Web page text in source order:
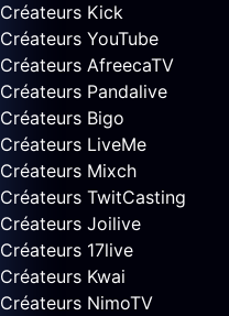
Créateurs Kick
Créateurs YouTube
Créateurs AfreecaTV
Créateurs Pandalive
Créateurs Bigo
Créateurs LiveMe
Créateurs Mixch
Créateurs TwitCasting
Créateurs Joilive
Créateurs 17live
Créateurs Kwai
Créateurs NimoTV